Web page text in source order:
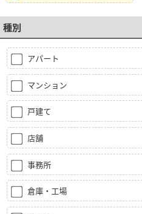
種別
アパート
マンション
戸建て
店舗
事務所
倉庫・工場